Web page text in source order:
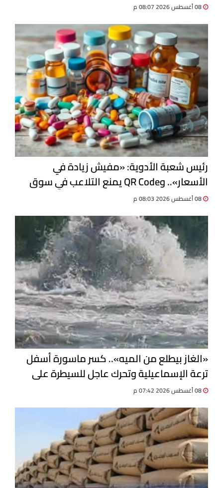
رئيس شعبة الأدوية: «مفيش زيادة في
الأسعار».. وQR Code يمنع التلاعب في سوق
الدواء
«الغاز بيطلع من الميه».. كسر ماسورة أسفل
ترعة الإسماعيلية وتحرك عاجل للسيطرة على
التسرب